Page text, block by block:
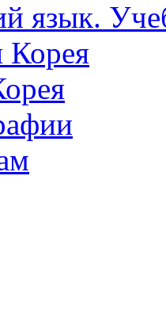
язык.
Корея